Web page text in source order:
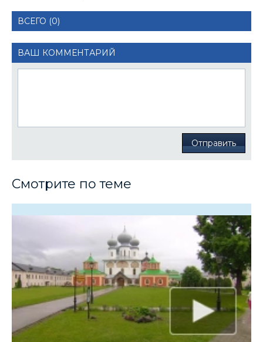
ВСЕГО (0)
ВАШ КОММЕНТАРИЙ
Отправить
Смотрите по теме